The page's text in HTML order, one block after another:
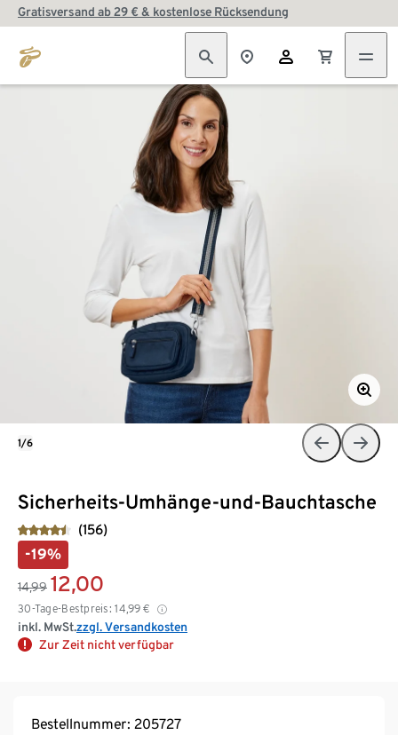
Gratisversand ab 29 € & kostenlose Rücksendung
Sicherheits-Umhänge-und-Bauchtasche
(156)
-19%
14,99 12,00
30-Tage-Bestpreis: 14,99 €
inkl. MwSt.zzgl. Versandkosten
Zur Zeit nicht verfügbar
1/6
Bestellnummer: 205727